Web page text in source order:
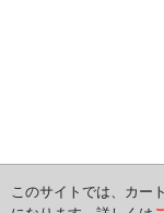
このサイトでは、カー